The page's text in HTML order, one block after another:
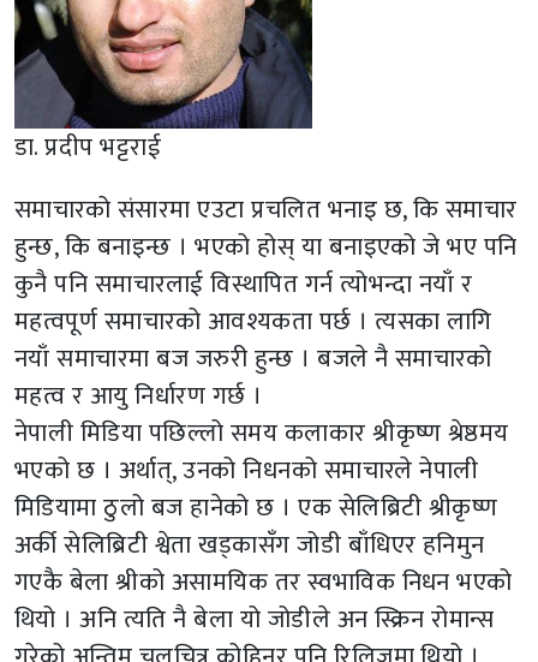
डा. प्रदीप भट्टराई
समाचारको संसारमा एउटा प्रचलित भनाइ छ, कि समाचार
हुन्छ, कि बनाइन्छ । भएको होस् या बनाइएको जे भए पनि
कुनै पनि समाचारलाई विस्थापित गर्न त्योभन्दा नयाँ र
महत्वपूर्ण समाचारको आवश्यकता पर्छ । त्यसका लागि
नयाँ समाचारमा बज जरुरी हुन्छ । बजले नै समाचारको
महत्व र आयु निर्धारण गर्छ ।
नेपाली मिडिया पछिल्लो समय कलाकार श्रीकृष्ण श्रेष्ठमय
भएको छ । अर्थात्, उनको निधनको समाचारले नेपाली
मिडियामा ठुलो बज हानेको छ । एक सेलिब्रिटी श्रीकृष्ण
अर्की सेलिब्रिटी श्वेता खड्कासँग जोडी बाँधिएर हनिमुन
गएकै बेला श्रीको असामयिक तर स्वभाविक निधन भएको
थियो । अनि त्यति नै बेला यो जोडीले अन स्क्रिन रोमान्स